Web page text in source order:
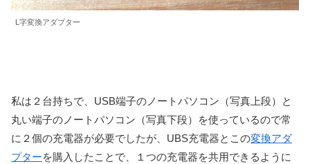
L字変換アダプター
私は２台持ちで、USB端子のノートパソコン（写真上段）と
丸い端子のノートパソコン（写真下段）を使っているので常
に２個の充電器が必要でしたが、UBS充電器とこの変換アダ
プターを購入したことで、１つの充電器を共用できるように